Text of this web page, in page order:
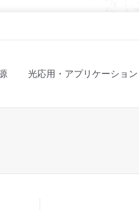
光応用・アプリケーション